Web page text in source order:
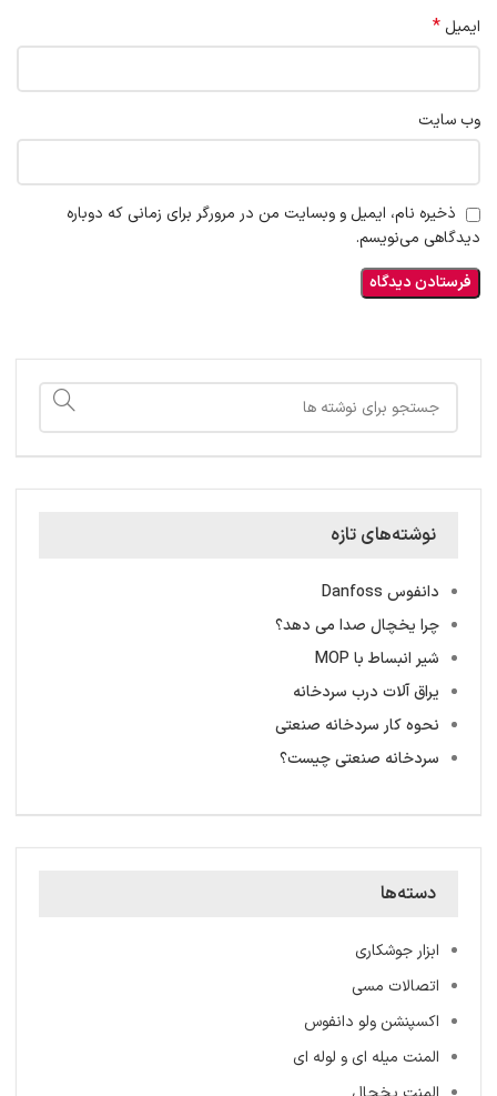
ایمیل *
وب‌ سایت
ذخیره نام، ایمیل و وبسایت من در مرورگر برای زمانی که دوباره
دیدگاهی می‌نویسم.
نوشته‌های تازه
دانفوس Danfoss
چرا یخچال صدا می دهد؟
شیر انبساط با MOP
یراق آلات درب سردخانه
نحوه کار سردخانه صنعتی
سردخانه‌ صنعتی چیست؟
دسته‌ها
ابزار جوشکاری
اتصالات مسی
اکسپنشن ولو دانفوس
المنت میله ‌ای و لوله ای